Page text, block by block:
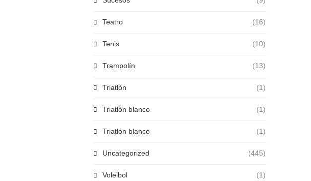
Teatro (16)
Tenis (10)
Trampolín (13)
Triatlón (1)
Triatlón blanco (1)
Triatlón blanco (1)
Uncategorized (445)
Voleibol (1)